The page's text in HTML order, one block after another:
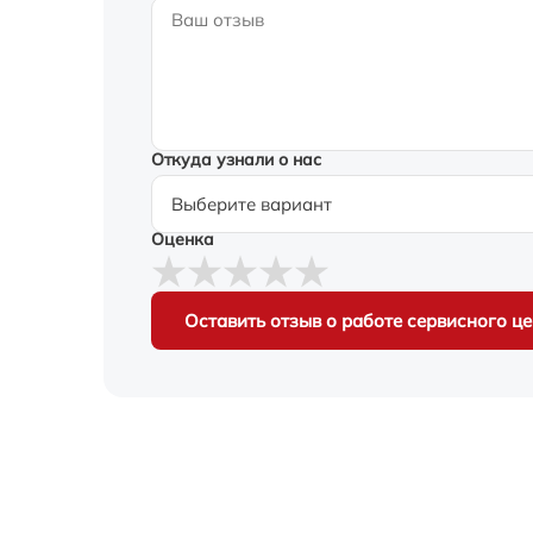
Откуда узнали о нас
Оценка
Оставить отзыв о работе сервисного